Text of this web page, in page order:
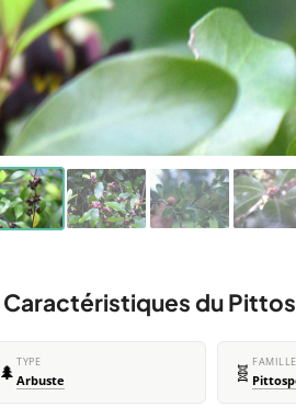
Caractéristiques du
🌲 TYPE
Arbuste 🧬 FAMILLE